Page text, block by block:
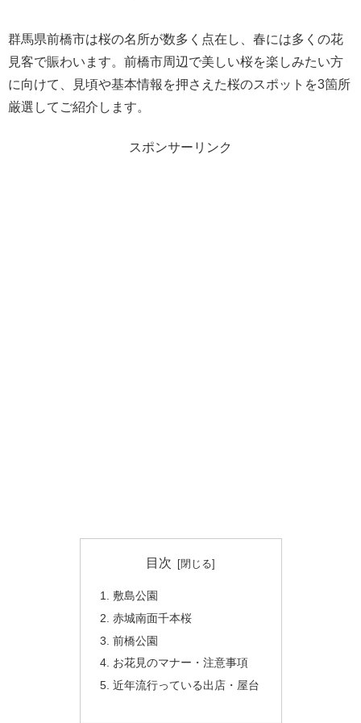
群馬県前橋市は桜の名所が数多く点在し、春には多くの花
見客で賑わいます。前橋市周辺で美しい桜を楽しみたい方
に向けて、見頃や基本情報を押さえた桜のスポットを3箇所
厳選してご紹介します。
スポンサーリンク
目次
敷島公園
赤城南面千本桜
前橋公園
お花見のマナー・注意事項
近年流行っている出店・屋台